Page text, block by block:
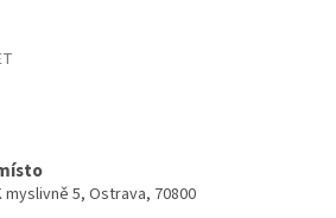
myslivně 5, Ostrava, 70800